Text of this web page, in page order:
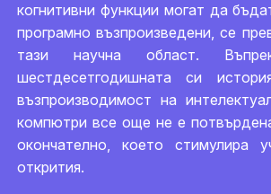
когнитивни функции могат да
програмно възпроизведени, се
тази научна област.
шестдесетгодишната си
възпроизводимост на
компютри все още не е
окончателно, което стимулира
открития.